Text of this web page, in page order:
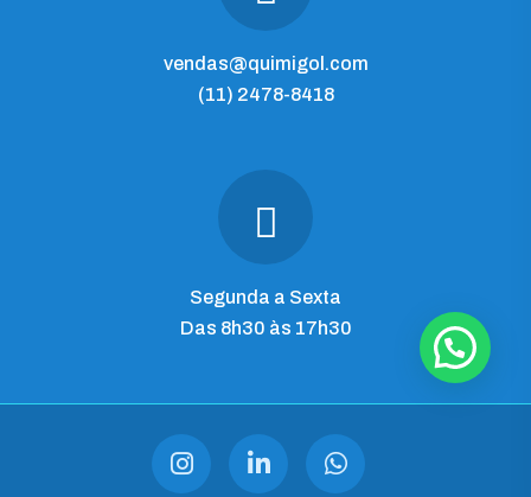
vendas@quimigol.com
(11) 2478-8418
Segunda a Sexta
Das 8h30 às 17h30